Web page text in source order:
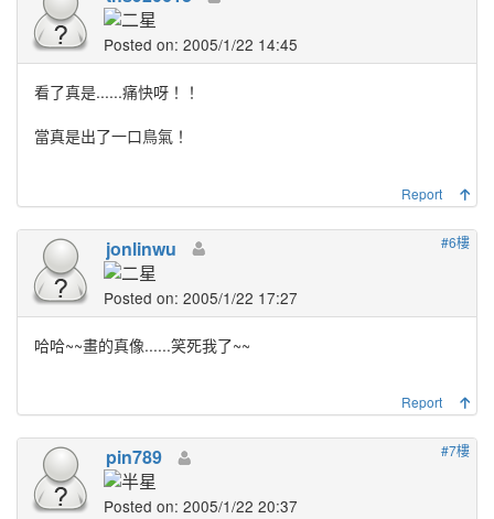
Posted on: 2005/1/22 14:45
看了真是......痛快呀！！
當真是出了一口鳥氣！
Report
#6樓
jonlinwu
Posted on: 2005/1/22 17:27
哈哈~~畫的真像......笑死我了~~
Report
#7樓
pin789
Posted on: 2005/1/22 20:37